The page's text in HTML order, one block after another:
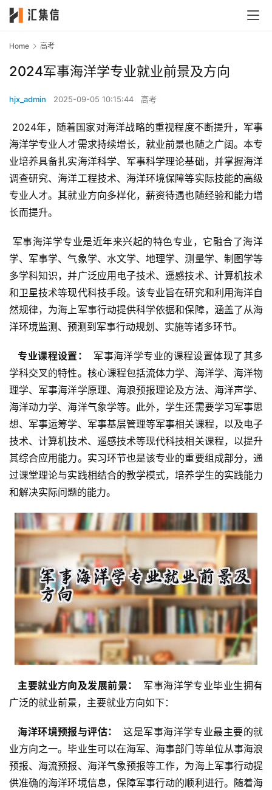
Home 高考
2024军事海洋学专业就业前景及方向
hjx_admin 2025-09-05 10:15:44 高考
海洋学专业人才需求持续增长，就业前景也随之广阔。本专
业培养具备扎实海洋科学、军事科学理论基础，并掌握海洋
调查研究、海洋工程技术、海洋环境保障等实际技能的高级
专业人才。其就业方向多样化，薪资待遇也随经验和能力增
长而提升。
学、军事学、气象学、水文学、地理学、测量学、制图学等
多学科知识，并广泛应用电子技术、遥感技术、计算机技术
和卫星技术等现代科技手段。该专业旨在研究和利用海洋自
然规律，为海上军事行动提供科学依据和保障，涵盖了从海
洋环境监测、预测到军事行动规划、实施等诸多环节。
  专业课程设置：
军事海洋学专业的课程设置体现了其多
学科交叉的特性。核心课程包括流体力学、海洋学、海洋物
理学、军事海洋学原理、海浪预报理论及方法、海洋声学、
海洋动力学、海洋气象学等。此外，学生还需要学习军事思
想、军事运筹学、军事基层管理等军事相关课程，以及电子
技术、计算机技术、遥感技术等现代科技相关课程，以提升
其综合应用能力。实习环节也是该专业的重要组成部分，通
过课堂理论与实践相结合的教学模式，培养学生的实践能力
和解决实际问题的能力。
  主要就业方向及发展前景：
军事海洋学专业毕业生拥有
广泛的就业前景，主要就业方向如下：
  海洋环境预报与评估：
这是军事海洋学专业最主要的就
业方向之一。毕业生可以在海军、海事部门等单位从事海浪
预报、海流预报、海洋气象预报等工作，为海上军事行动提
供准确的海洋环境信息，保障军事行动的顺利进行。随着海